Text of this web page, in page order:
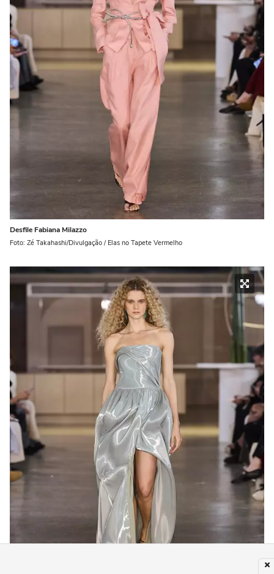
Desfile Fabiana Milazzo
Foto: Zé Takahashi/Divulgação / Elas no Tapete Vermelho